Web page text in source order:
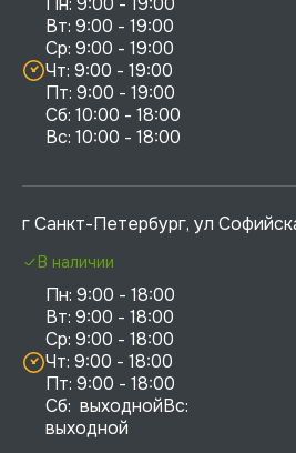
Вт: 9:00 - 19:00
Ср: 9:00 - 19:00
Чт: 9:00 - 19:00
Пт: 9:00 - 19:00
Сб: 10:00 - 18:00
г Санкт-Петербург, ул
Пн: 9:00 - 18:00
Вт: 9:00 - 18:00
Ср: 9:00 - 18:00
Чт: 9:00 - 18:00
Пт: 9:00 - 18:00
Сб:  выходнойВс:
выходной
В наличии